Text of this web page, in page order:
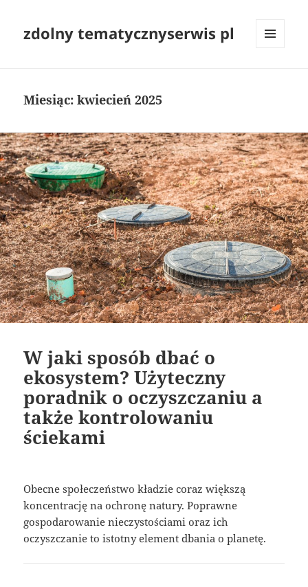
zdolny tematycznyserwis pl
Miesiąc:kwiecień 2025
W jaki sposób dbać o
ekosystem? Użyteczny
poradnik o oczyszczaniu a
także kontrolowaniu
ściekami
Obecne społeczeństwo kładzie coraz większą
koncentrację na ochronę natury. Poprawne
gospodarowanie nieczystościami oraz ich
oczyszczanie to istotny element dbania o planetę.